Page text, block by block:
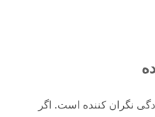
نگران کننده است. اگر